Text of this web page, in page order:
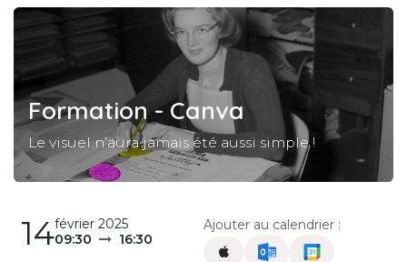
Formation - Canva
Le visuel n’aura jamais été aussi simple !
14février 2025
09:30
16:30
Ajouter au calendrier :